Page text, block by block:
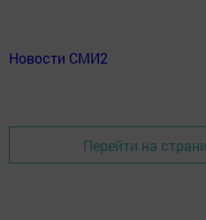
Новости СМИ2
Перейти на